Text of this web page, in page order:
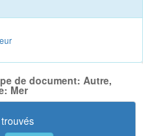
de document: Autre,
Mer